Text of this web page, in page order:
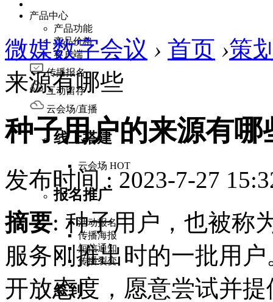
产品中心
产品功能
产品价格
客户端
传播报名
互动留存
云会场/直播
线上搭建
云会场 HOT
报名推广
活动报名
传播海报
短信通知
传播裂变
签到
微媒数字会议 › 首页 ›策
来源有哪些
种子用户的来源有哪
发布时间 : 2023-7-27
摘要: 种子用户，也被称
服务刚推出时的一批用
开放态度，愿意尝试并